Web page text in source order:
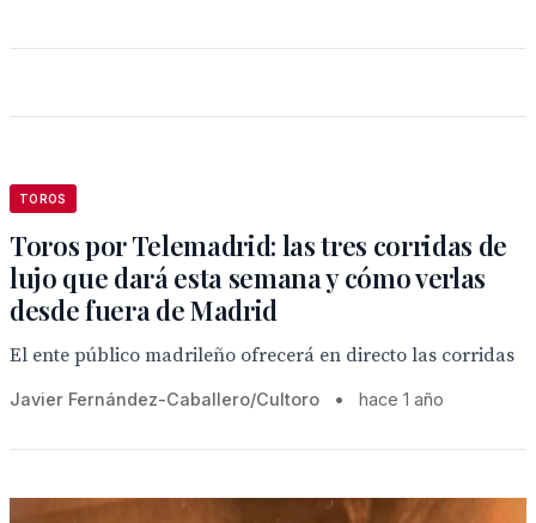
TOROS
Toros por Telemadrid: las tres corridas de
lujo que dará esta semana y cómo verlas
desde fuera de Madrid
El ente público madrileño ofrecerá en directo las corridas
Javier Fernández-Caballero/Cultoro • hace 1 año